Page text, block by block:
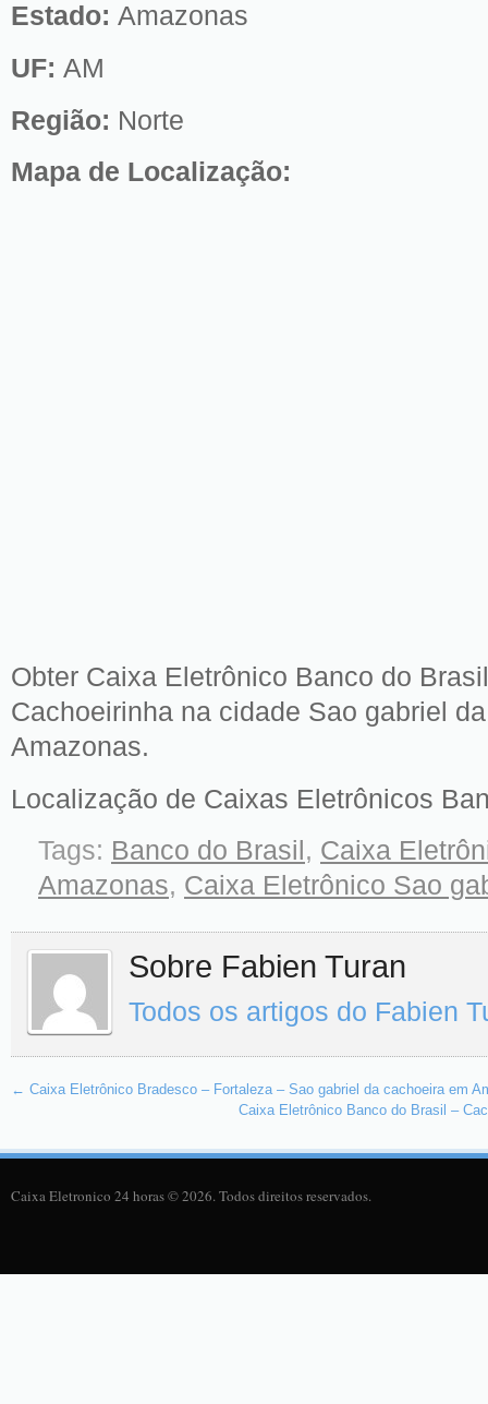
Estado: Amazonas
UF: AM
Região: Norte
Mapa de Localização:
Obter Caixa Eletrônico Banco do
Cachoeirinha na cidade Sao gabriel
Amazonas.
Localização de Caixas Eletrônicos
Tags: Banco do Brasil , Caixa
Amazonas, Caixa Eletrônico Sao
Sobre Fabien Turan
Todos os artigos do Fabien
← Caixa Eletrônico Bradesco – Fortaleza – Sao gabriel da cachoeira em
Caixa Eletrônico Banco do Brasil –
Caixa Eletronico 24 horas © 2026. Todos direitos reservados.